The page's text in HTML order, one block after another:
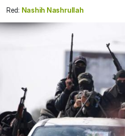
Red: Nashih Nashrullah